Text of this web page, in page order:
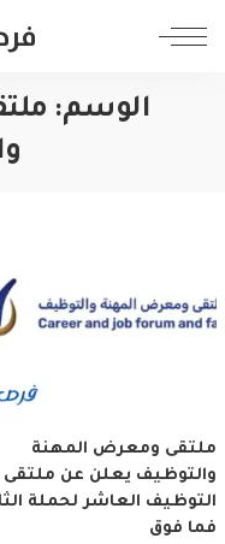
الوسم:
ملتقى ومعرض المهنة
والتوظيف يعلن عن ملتقى
التوظيف العاشر لحملة
فما فوق